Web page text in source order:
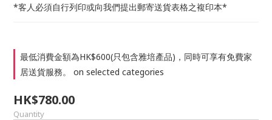
*客人必須自行列印或向我們提出郵寄送貨表格之複印本*
最低消費金額為HK$600(只包含雅培產品)，同時可享有免費家
居送貨服務。 on selected categories
HK$780.00
Quantity